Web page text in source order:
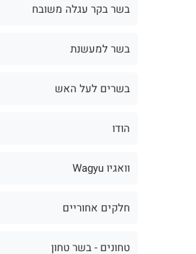
בשר בקר עגלה משובח
בשר למעשנת
בשרים לעל האש
הודו
וואגיו Wagyu
חלקים אחוריים
טחונים - בשר טחון